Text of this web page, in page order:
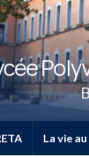
La vie